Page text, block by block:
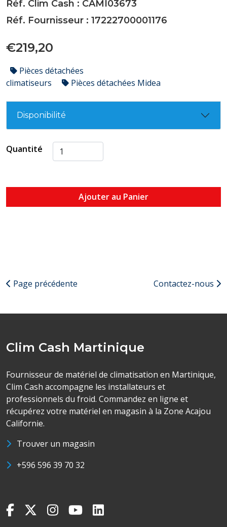
Réf. Clim Cash : CAMI03673
Réf. Fournisseur : 17222700001176
€219,20
Pièces détachées
climatiseurs
Pièces détachées Midea
Disponibilité
Quantité
Ajouter au Panier
Page précédente Contactez-nous
Clim Cash Martinique
Fournisseur de matériel de climatisation en Martinique,
Clim Cash accompagne les installateurs et
professionnels du froid. Commandez en ligne et
récupérez votre matériel en magasin à la Zone Acajou
Californie.
Trouver un magasin
+596 596 39 70 32